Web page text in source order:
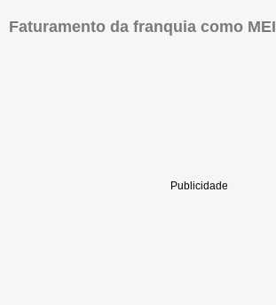
Faturamento da franquia como MEI